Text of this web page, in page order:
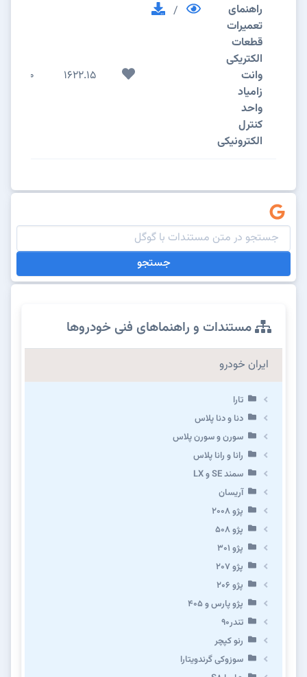
راهنمای
تعمیرات
قطعات
الکتریکی
وانت
زامیاد
واحد
کنترل
الکترونیکی
/
1622.15
10
جستجو
مستندات و راهنماهای فنی خودروها
ایران خودرو
تارا
دنا و دنا پلاس
سورن و سورن پلاس
رانا و رانا پلاس
سمند SE و LX
آریسان
پژو ۲۰۰۸
پژو ۵۰۸
پژو 301
پژو ۲۰۷
پژو ۲۰۶
پژو پارس و ۴۰۵
تندر۹۰
رنو کپچر
سوزوکی گرندویتارا